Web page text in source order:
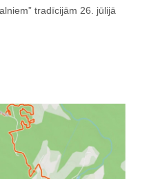
tradīcijām 26. jūlijā